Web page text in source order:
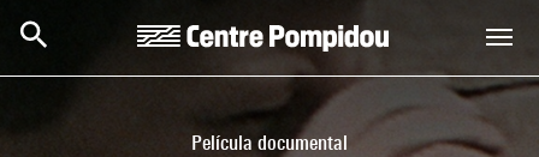
Película documental